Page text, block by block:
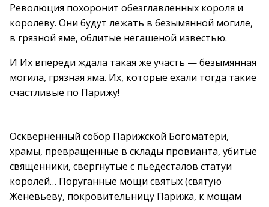
Революция похоронит обезглавленных короля и
королеву. Они будут лежать в безымянной могиле,
в грязной яме, облитые негашеной известью.
И Их впереди ждала такая же участь — безымянная
могила, грязная яма. Их, которые ехали тогда такие
счастливые по Парижу!
Оскверненный собор Парижской Богоматери,
храмы, превращенные в склады провианта, убитые
священники, свергнутые с пьедесталов статуи
королей… Поруганные мощи святых (святую
Женевьеву, покровительницу Парижа, к мощам